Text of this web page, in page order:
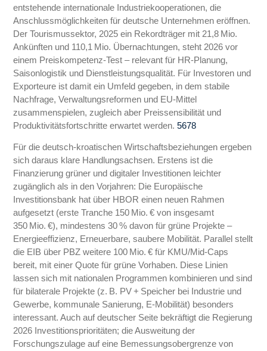
entstehende internationale Industriekooperationen, die
Anschlussmöglichkeiten für deutsche Unternehmen eröffnen.
Der Tourismussektor, 2025 ein Rekordträger mit 21,8 Mio.
Ankünften und 110,1 Mio. Übernachtungen, steht 2026 vor
einem Preiskompetenz‑Test – relevant für HR‑Planung,
Saisonlogistik und Dienstleistungsqualität. Für Investoren und
Exporteure ist damit ein Umfeld gegeben, in dem stabile
Nachfrage, Verwaltungsreformen und EU‑Mittel
zusammenspielen, zugleich aber Preissensibilität und
Produktivitätsfortschritte erwartet werden. 5678
Für die deutsch‑kroatischen Wirtschaftsbeziehungen ergeben
sich daraus klare Handlungsachsen. Erstens ist die
Finanzierung grüner und digitaler Investitionen leichter
zugänglich als in den Vorjahren: Die Europäische
Investitionsbank hat über HBOR einen neuen Rahmen
aufgesetzt (erste Tranche 150 Mio. € von insgesamt
350 Mio. €), mindestens 30 % davon für grüne Projekte –
Energieeffizienz, Erneuerbare, saubere Mobilität. Parallel stellt
die EIB über PBZ weitere 100 Mio. € für KMU/Mid‑Caps
bereit, mit einer Quote für grüne Vorhaben. Diese Linien
lassen sich mit nationalen Programmen kombinieren und sind
für bilaterale Projekte (z. B. PV + Speicher bei Industrie und
Gewerbe, kommunale Sanierung, E‑Mobilität) besonders
interessant. Auch auf deutscher Seite bekräftigt die Regierung
2026 Investitionsprioritäten; die Ausweitung der
Forschungszulage auf eine Bemessungsobergrenze von